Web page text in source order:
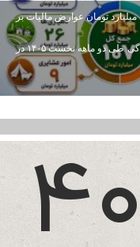
اینفوگرافی توزیع ۱۰۷ میلیارد تومان عوارض مالیات بر
ارزش افزوده و آلایندگی طی دو ماهه نخست ۱۴۰۵ در